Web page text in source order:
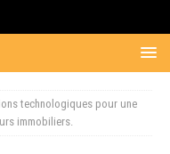
technologiques pour une
immobiliers.